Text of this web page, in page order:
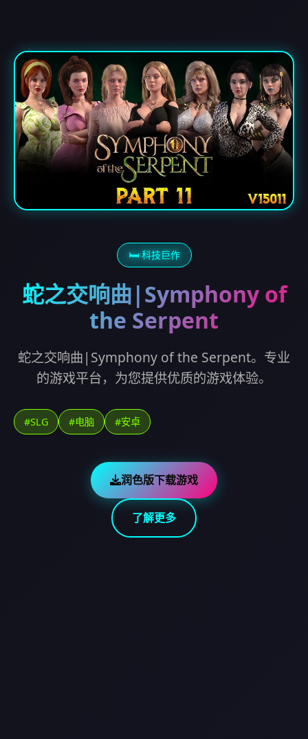
🛏️ 科技巨作
蛇之交响曲|Symphony of
the Serpent
蛇之交响曲|Symphony of the Serpent。专业
的游戏平台，为您提供优质的游戏体验。
#SLG #电脑 #安卓
润色版下载游戏
了解更多